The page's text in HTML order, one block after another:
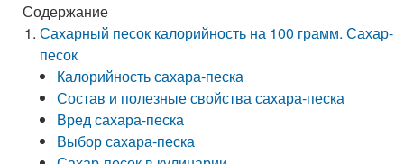
Содержание
Сахарный песок калорийность на 100 грамм. Сахар-
песок
Калорийность сахара-песка
Состав и полезные свойства сахара-песка
Вред сахара-песка
Выбор сахара-песка